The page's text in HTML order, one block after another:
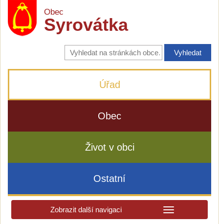
Obec
Syrovátka
Vyhledávání
na
stránkách
Úřad
Obec
Život v obci
Ostatní
Zobrazit další navigaci